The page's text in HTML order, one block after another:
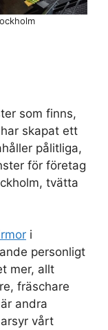
som finns,
skapat ett
pålitliga,
för företag
tvätta
i
personligt
mer, allt
fräschare
andra
vårt